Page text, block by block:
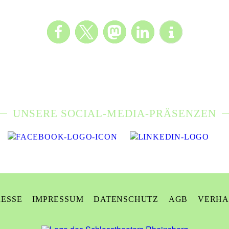
UNSERE SOCIAL-MEDIA-PRÄSENZEN
IMPRESSUM DATENSCHUTZ AGB